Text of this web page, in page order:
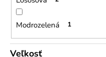
Modrozelená 1
Veľkosť